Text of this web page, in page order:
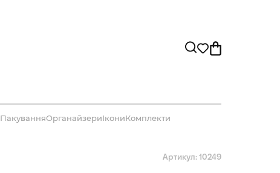
ПакуванняОрганайзериІкониКомплекти
Артикул: 10249